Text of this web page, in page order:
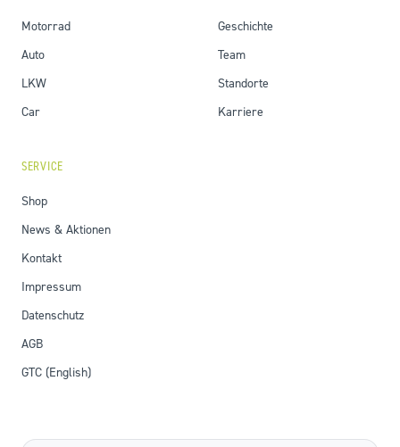
Motorrad
Auto
LKW
Car
Geschichte
Team
Standorte
Karriere
SERVICE
Shop
News & Aktionen
Kontakt
Impressum
Datenschutz
AGB
GTC (English)